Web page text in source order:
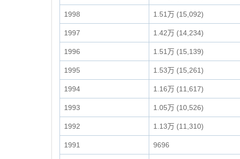
1998 1.51万 (15,092)
1997 1.42万 (14,234)
1996 1.51万 (15,139)
1995 1.53万 (15,261)
1994 1.16万 (11,617)
1993 1.05万 (10,526)
1992 1.13万 (11,310)
1991 9696